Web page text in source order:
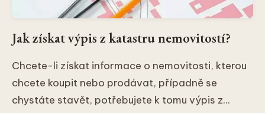
Jak získat výpis z katastru nemovitostí?
Chcete-li získat informace o nemovitosti, kterou
chcete koupit nebo prodávat, případně se
chystáte stavět, potřebujete k tomu výpis z...